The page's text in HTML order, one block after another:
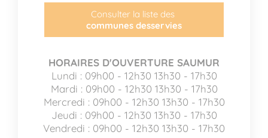
Consulter la liste des
communes desservies
HORAIRES D'OUVERTURE SAUMUR
Lundi : 09h00 - 12h30 13h30 - 17h30
Mardi : 09h00 - 12h30 13h30 - 17h30
Mercredi : 09h00 - 12h30 13h30 - 17h30
Jeudi : 09h00 - 12h30 13h30 - 17h30
Vendredi : 09h00 - 12h30 13h30 - 17h30